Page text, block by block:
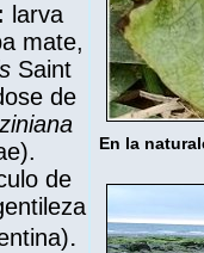
larva
mate,
Saint
de
de
.
En la